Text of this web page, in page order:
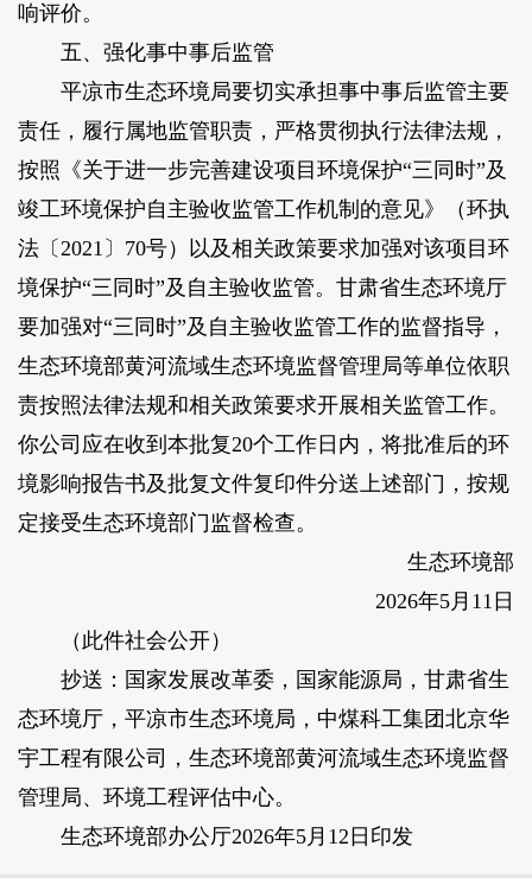
响评价。
五、强化事中事后监管
平凉市生态环境局要切实承担事中事后监管主要
责任，履行属地监管职责，严格贯彻执行法律法规，
按照《关于进一步完善建设项目环境保护“三同时”及
竣工环境保护自主验收监管工作机制的意见》（环执
法〔2021〕70号）以及相关政策要求加强对该项目环
境保护“三同时”及自主验收监管。甘肃省生态环境厅
要加强对“三同时”及自主验收监管工作的监督指导，
生态环境部黄河流域生态环境监督管理局等单位依职
责按照法律法规和相关政策要求开展相关监管工作。
你公司应在收到本批复20个工作日内，将批准后的环
境影响报告书及批复文件复印件分送上述部门，按规
定接受生态环境部门监督检查。
生态环境部
2026年5月11日
（此件社会公开）
抄送：国家发展改革委，国家能源局，甘肃省生
态环境厅，平凉市生态环境局，中煤科工集团北京华
宇工程有限公司，生态环境部黄河流域生态环境监督
管理局、环境工程评估中心。
生态环境部办公厅2026年5月12日印发